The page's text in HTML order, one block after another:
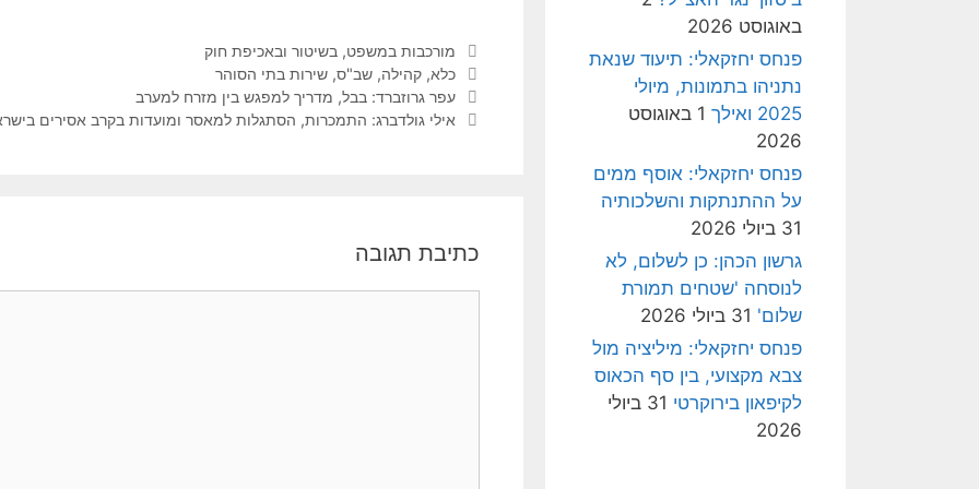
קטגוריות
מורכבות במשפט, בשיטור ובאכיפת חוק
תגיות
כלא, קהילה, שב"ס, שירות בתי הסוהר
עפר גרוזברד: בבל, מדריך למפגש בין מזרח למערב
אילי גולדברג: התמכרות, הסתגלות למאסר ומועדות בקרב אסירים
כתיבת תגובה
באוגוסט 2026
פנחס יחזקאלי: תיעוד שנאת
נתניהו בתמונות, מיולי
2025 ואילך
1 באוגוסט
2026
פנחס יחזקאלי: אוסף ממים
על ההתנתקות והשלכותיה
31 ביולי 2026
גרשון הכהן: כן לשלום, לא
לנוסחה 'שטחים תמורת
שלום' 31 ביולי 2026
פנחס יחזקאלי: מיליציה מול
צבא מקצועי, בין סף הכאוס
לקיפאון בירוקרטי
31 ביולי
2026